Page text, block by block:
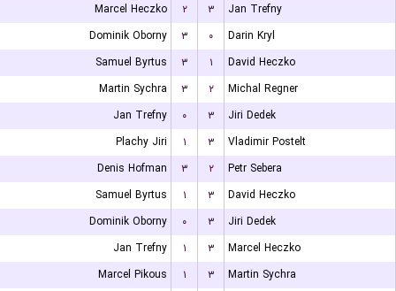
Marcel Heczko
۲ ۳
Jan Trefny
Dominik Oborny
۳ ۰
Darin Kryl
Samuel Byrtus
۳ ۱
David Heczko
Martin Sychra
۳ ۲
Michal Regner
Jan Trefny
۰ ۳
Jiri Dedek
Plachy Jiri
۱ ۳
Vladimir Postelt
Denis Hofman
۳ ۲
Petr Sebera
Samuel Byrtus
۱ ۳
David Heczko
Dominik Oborny
۰ ۳
Jiri Dedek
Jan Trefny
۱ ۳
Marcel Heczko
Marcel Pikous
۱ ۳
Martin Sychra